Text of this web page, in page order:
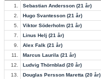
1. Sebastian Andersson (21 år)
2.
Hugo Svantesson (21 år)
5.
Viktor Söderholm (21 år)
7.
Linus Helj (21 år)
9.
Alex Falk (21 år)
11.
Marcus Laurila (21 år)
12.
Ludvig Thörnblad (20 år)
13.
Douglas Persson Maretta (20 år)